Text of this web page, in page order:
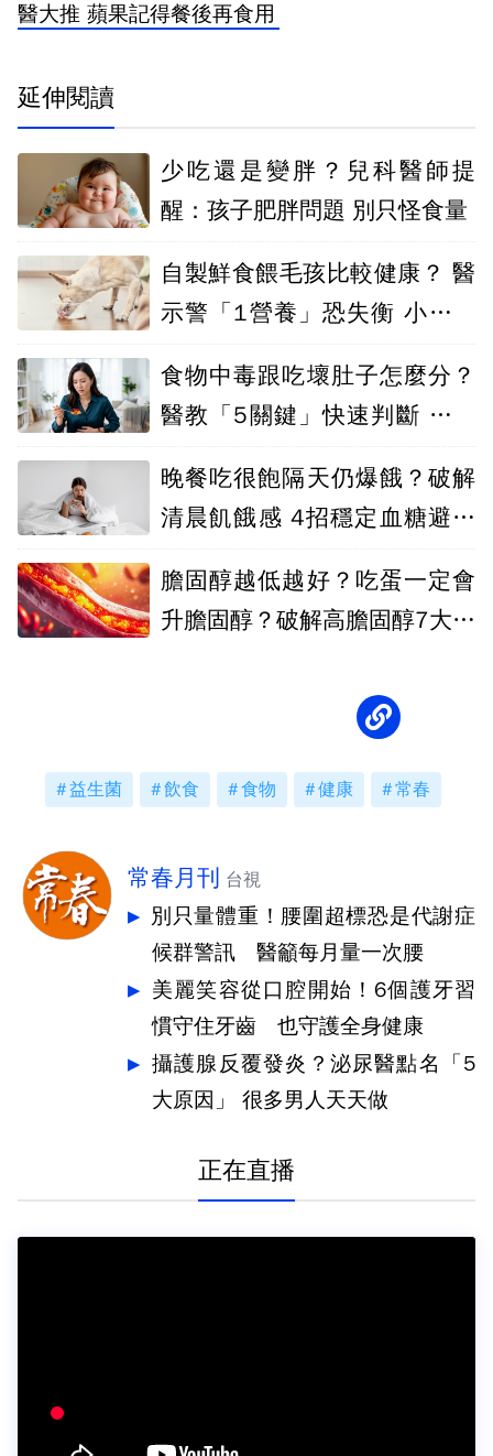
醫大推 蘋果記得餐後再食用
延伸閱讀
少吃還是變胖？兒科醫師提
醒：孩子肥胖問題 別只怪食量
自製鮮食餵毛孩比較健康？ 醫
示警「1營養」恐失衡 小心影
食物中毒跟吃壞肚子怎麼分？
醫教「5關鍵」快速判斷 別急
晚餐吃很飽隔天仍爆餓？破解
清晨飢餓感 4招穩定血糖避免
膽固醇越低越好？吃蛋一定會
升膽固醇？破解高膽固醇7大迷
益生菌 飲食 食物 健康 常春
常春月刊 台視
別只量體重！腰圍超標恐是代謝症
候群警訊 醫籲每月量一次腰
美麗笑容從口腔開始！6個護牙習
慣守住牙齒 也守護全身健康
攝護腺反覆發炎？泌尿醫點名「5
大原因」 很多男人天天做
正在直播